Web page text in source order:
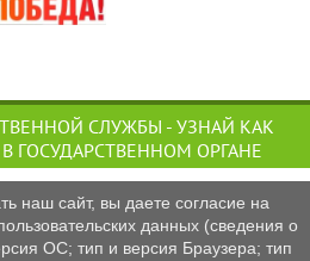
СЛУЖБЫ - УЗНАЙ КАК
ГОСУДАРСТВЕННОМ ОРГАНЕ
наш сайт, вы даете согласие на
данных (сведения о
ОС; тип и версия Браузера; тип